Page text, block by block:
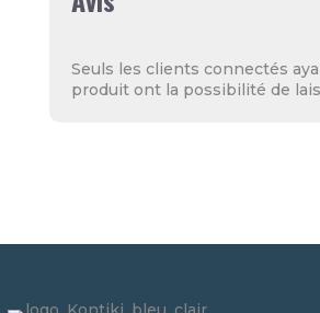
Seuls les clients connectés
produit ont la possibilité de